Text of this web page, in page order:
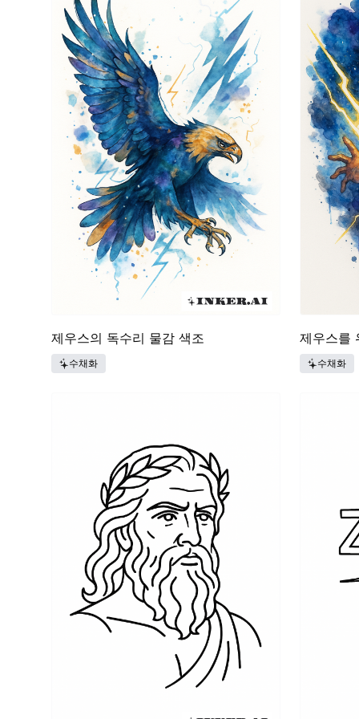
제우스의 독수리 물감 색조
수채화
제우스를
수채화